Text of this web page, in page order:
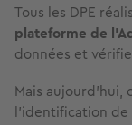
Tous les DPE
plateforme de
données et
Mais
l’identification de